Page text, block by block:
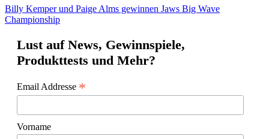
Billy Kemper und Paige Alms gewinnen Jaws Big Wave
Championship
Lust auf News, Gewinnspiele,
Produkttests und Mehr?
Email Addresse *
Vorname